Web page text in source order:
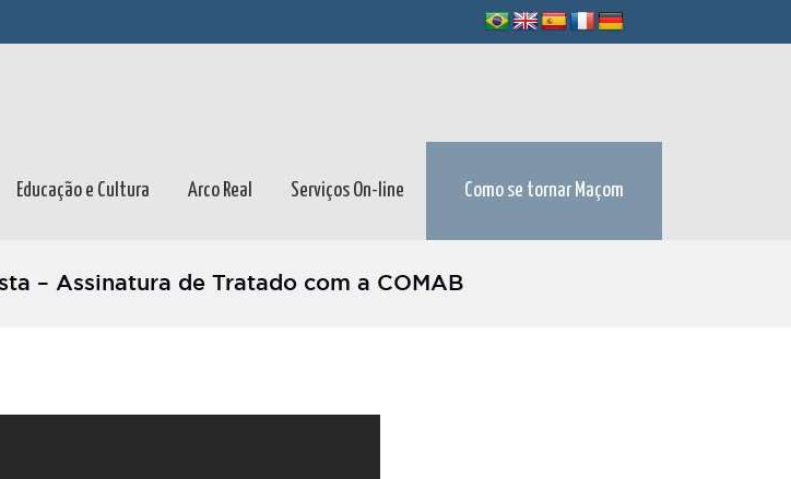
Educação e Cultura Arco Real Serviços On-line Como se tornar Maçom
– Assinatura de Tratado com a COMAB